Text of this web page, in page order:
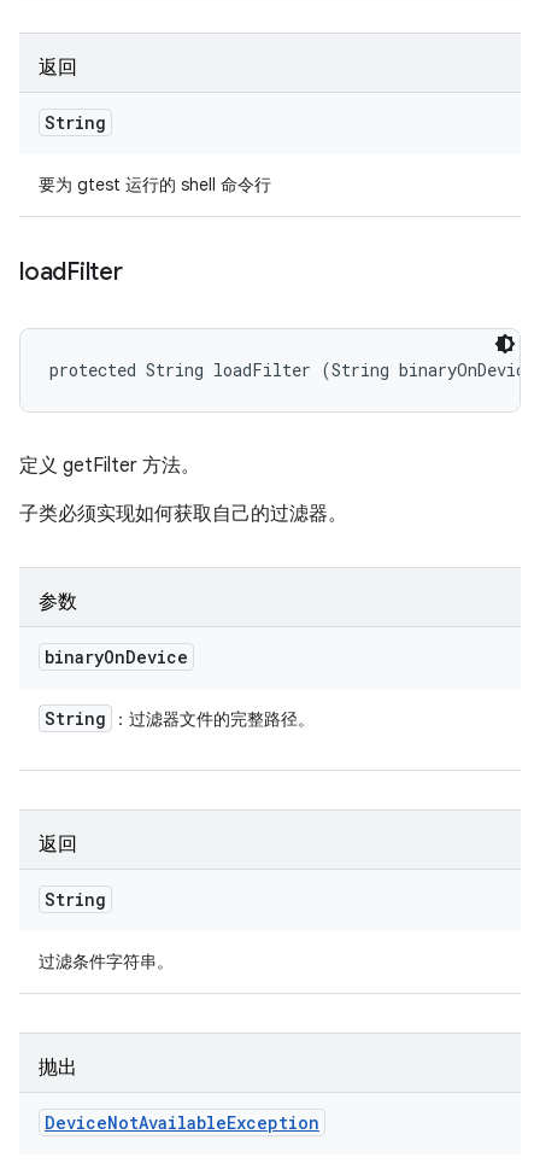
返回
String
要为 gtest 运行的 shell 命令行
loadFilter
protected String loadFilter (String
定义 getFilter 方法。
子类必须实现如何获取自己的过滤器。
参数
binaryOnDevice
String ：过滤器文件的完整路径。
返回
String
过滤条件字符串。
抛出
DeviceNotAvailableException